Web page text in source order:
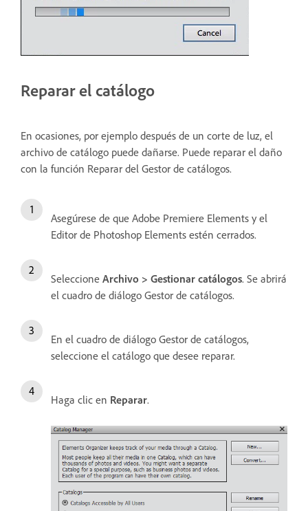
Reparar el catálogo
En ocasiones, por ejemplo después de un corte de luz, el
archivo de catálogo puede dañarse. Puede reparar el daño
con la función Reparar del Gestor de catálogos.
Asegúrese de que Adobe Premiere Elements y el
Editor de Photoshop Elements estén cerrados.
Seleccione Archivo > Gestionar catálogos. Se abrirá
el cuadro de diálogo Gestor de catálogos.
En el cuadro de diálogo Gestor de catálogos,
seleccione el catálogo que desee reparar.
Haga clic en Reparar.